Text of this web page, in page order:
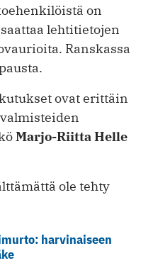
on
lehtitietojen
Ranskassa
ovat erittäin
Marjo-Riitta Helle
ole tehty
harvinaiseen